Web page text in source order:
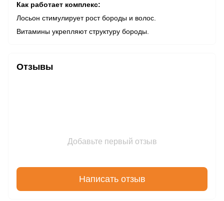
Как работает комплекс:
Лосьон стимулирует рост бороды и волос.
Витамины укрепляют структуру бороды.
Отзывы
Добавьте первый отзыв
Написать отзыв